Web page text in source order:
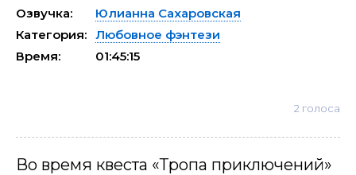
Озвучка:
Юлианна Сахаровская
Категория: Любовное фэнтези
Время:
01:45:15
2 голоса
Во время квеста «Тропа приключений»